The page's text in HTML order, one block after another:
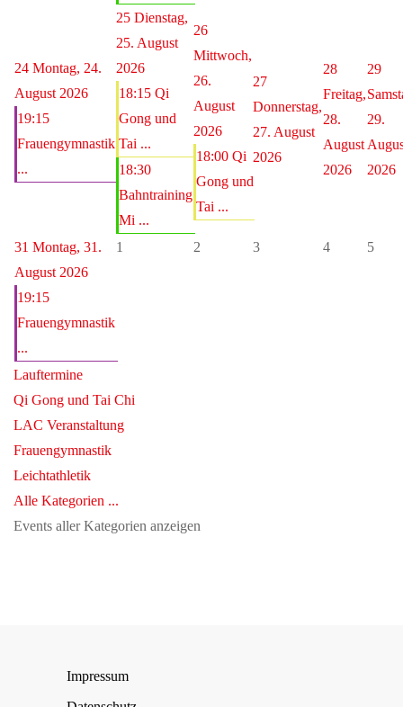
24 Montag, 24.
August 2026
19:15
Frauengymnastik
...
25 Dienstag,
25. August
2026
18:15 Qi
Gong und
Tai ...
18:30
Bahntraining
Mi ...
26
Mittwoch,
26.
August
2026
18:00 Qi
Gong und
Tai ...
27
Donnerstag,
27. August
2026
28
Freitag,
28.
August
2026
29
29.
2026
31 Montag, 31.
August 2026
19:15
Frauengymnastik
...
1 2 3 4 5
Lauftermine
Qi Gong und Tai Chi
LAC Veranstaltung
Frauengymnastik
Leichtathletik
Alle Kategorien ...
Events aller Kategorien anzeigen
Impressum